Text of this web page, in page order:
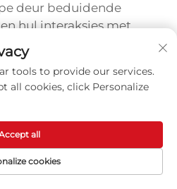
deur beduidende
hul interaksies met
te identifiseer.
en
vir
geheue-skuim fokus op
tools to provide our services.
all cookies, click Personalize
cookies
all